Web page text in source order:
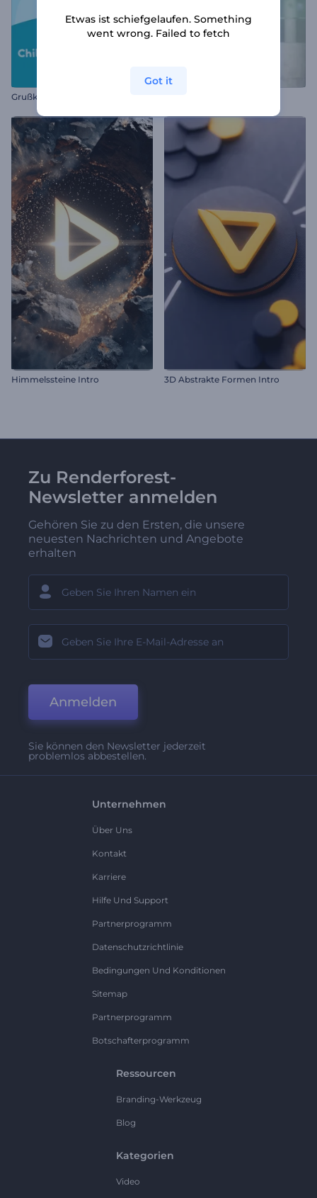
Grußkarte zum Kindertag
Himmelssteine Intro 3D Abstrakte Formen Intro
Zu Renderforest-
Newsletter anmelden
Gehören Sie zu den Ersten, die unsere
neuesten Nachrichten und Angebote
erhalten
Anmelden
Sie können den Newsletter jederzeit
problemlos abbestellen.
Unternehmen
Über Uns
Kontakt
Karriere
Hilfe Und Support
Partnerprogramm
Datenschutzrichtlinie
Bedingungen Und Konditionen
Sitemap
Partnerprogramm
Botschafterprogramm
Ressourcen
Branding-Werkzeug
Blog
Kategorien
Video
Etwas ist schiefgelaufen. Something
went wrong. Failed to fetch
Got it